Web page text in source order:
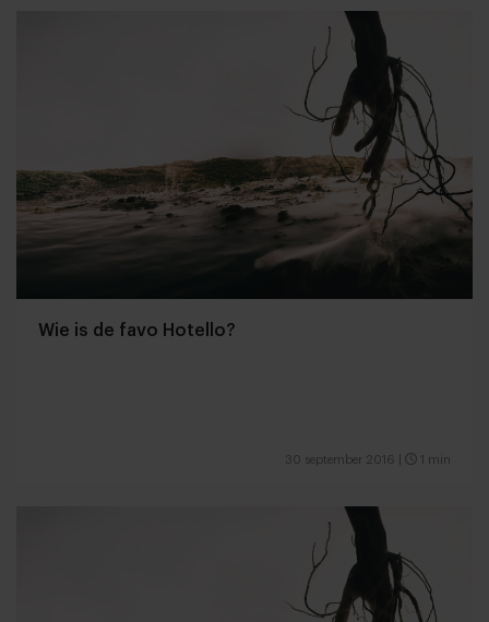
Wie is de favo Hotello?
30 september 2016 1 min